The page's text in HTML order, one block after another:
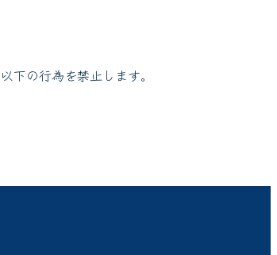
下の行為を禁止します。